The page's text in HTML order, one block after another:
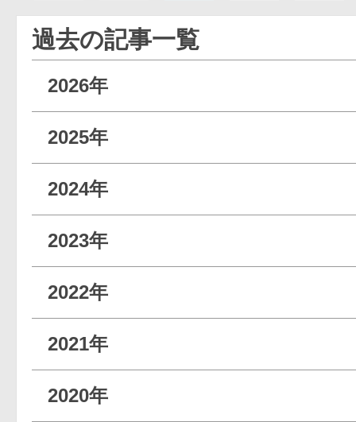
過去の記事一覧
2026年
2025年
2024年
2023年
2022年
2021年
2020年